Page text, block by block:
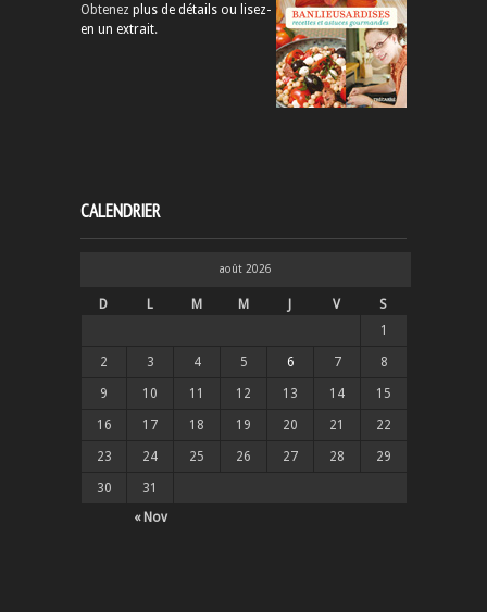
Obtenez plus de détails ou lisez-
en un extrait.
CALENDRIER
août 2026
D L M M J V S
« Nov
1
2 3 4 5 6 7 8
9 10 11 12 13 14 15
16 17 18 19 20 21 22
23 24 25 26 27 28 29
30 31